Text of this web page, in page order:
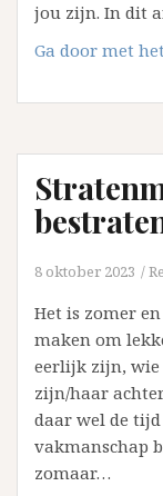
jou zijn. In dit
Ga door met
8 oktober 2023
Het is zomer
maken om
eerlijk zijn, wie
zijn/haar
daar wel de
vakmanschap
zomaar…